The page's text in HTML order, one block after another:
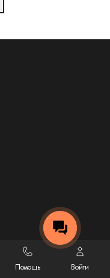
Помощь Войти